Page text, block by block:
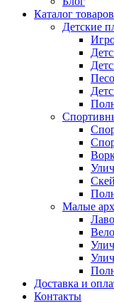
Каталог товаров
Детские
Малые
Доставка и
Контакты